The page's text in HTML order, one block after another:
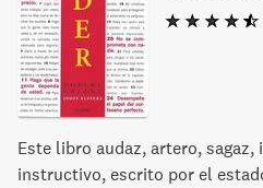
Este libro audaz, artero,
instructivo, escrito por el